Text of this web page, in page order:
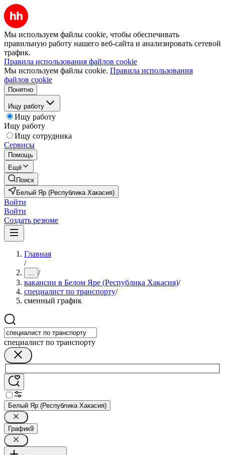
Мы используем файлы cookie, чтобы обеспечивать
правильную работу нашего веб-сайта и анализировать сетевой
трафик.
Правила использования файлов cookie
Мы используем файлы cookie. Правила использования
файлов cookie
Понятно
Ищу работу
Ищу работу
Ищу работу
Ищу сотрудника
Сервисы
Помощь
Ещё
Поиск
Белый Яр (Республика Хакасия)
Войти
Войти
Создать резюме
Главная
/
... /
вакансии в Белом Яре (Республика Хакасия)/
специалист по транспорту/
сменный график
специалист по транспорту
Белый Яр (Республика Хакасия)
График9